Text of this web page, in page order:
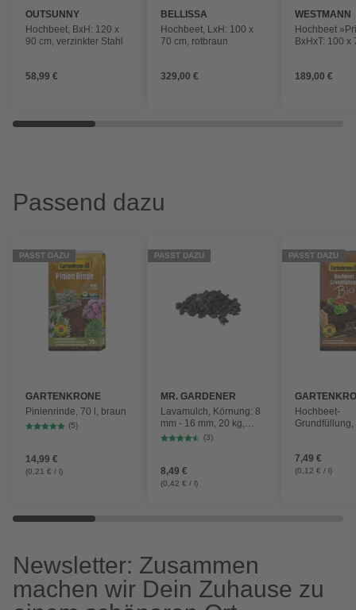
OUTSUNNY
Hochbeet, BxH: 120 x
90 cm, verzinkter Stahl
58,99 €
BELLISSA
Hochbeet, LxH: 100 x
70 cm, rotbraun
329,00 €
WESTMANN
Hochbeet
BxHxT: 100 x
189,00 €
Passend dazu
PASST DAZU
GARTENKRONE
Pinienrinde, 70 l, braun
(5)
14,99 €
(0,21 € / l)
PASST DAZU
MR. GARDENER
Lavamulch, Körnung: 8
mm - 16 mm, 20 kg,
schwarzgrau
(3)
8,49 €
(0,42 € / l)
PASST DAZU
Hochbeet-
Grundfüllung,
7,49 €
(0,12 € / l)
Newsletter: Zusammen
machen wir Dein Zuhause zu